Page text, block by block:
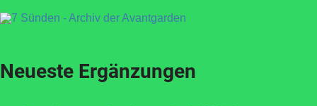
Neueste Ergänzungen